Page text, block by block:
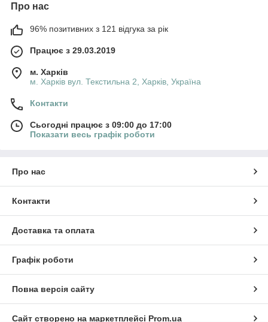
Про нас
96% позитивних з 121 відгука за рік
Працює з 29.03.2019
м. Харків
м. Харків вул. Текстильна 2, Харків, Україна
Контакти
Сьогодні працює з 09:00 до 17:00
Показати весь графік роботи
Про нас
Контакти
Доставка та оплата
Графік роботи
Повна версія сайту
Сайт створено на маркетплейсі Prom.ua